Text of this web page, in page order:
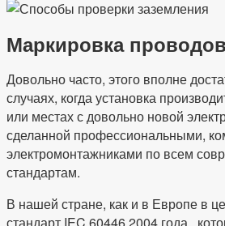
Маркировка
Довольно часто, этого вполне
случаях, когда установка
или местах с довольно новой
сделанной профессиональными,
электромонтажниками по всем
стандартам.
В нашей стране, как и в Европе в